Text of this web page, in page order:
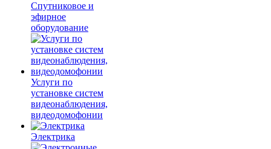
Спутниковое и
эфирное
оборудование
Услуги по
установке систем
видеонаблюдения,
видеодомофонии
Электрика